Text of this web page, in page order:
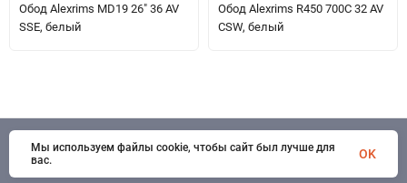
Обод Alexrims MD19 26" 36 AV
SSE, белый
Обод Alexrims R450 700C 32 AV
CSW, белый
© 1998 - 2026 SportSystems. Все права защищены
Мы используем файлы cookie, чтобы сайт был лучше для
вас.
OK